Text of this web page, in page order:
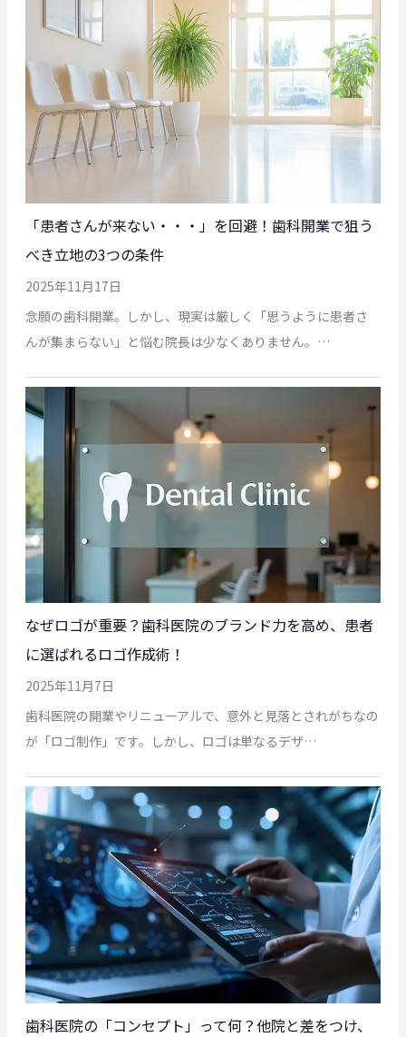
「患者さんが来ない・・・」を回避！歯科開業で狙う
べき立地の3つの条件
2025年11月17日
念願の歯科開業。しかし、現実は厳しく「思うように患者さ
んが集まらない」と悩む院長は少なくありません。…
なぜロゴが重要？歯科医院のブランド力を高め、患者
に選ばれるロゴ作成術！
2025年11月7日
歯科医院の開業やリニューアルで、意外と見落とされがちなの
が「ロゴ制作」です。しかし、ロゴは単なるデザ…
歯科医院の「コンセプト」って何？他院と差をつけ、